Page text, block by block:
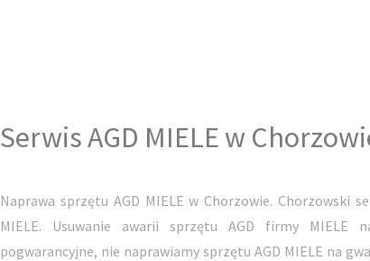
Serwis AGD MIELE w
Naprawa sprzętu AGD MIELE w Chorzowie. Chorzowski
MIELE. Usuwanie awarii sprzętu AGD firmy MIELE
pogwarancyjne, nie naprawiamy sprzętu AGD MIELE na